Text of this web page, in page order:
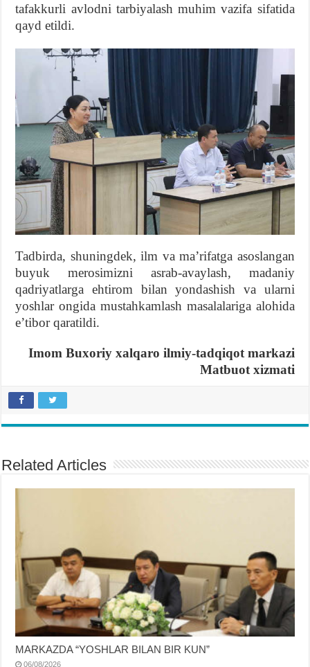
tafakkurli avlodni tarbiyalash muhim vazifa sifatida
qayd etildi.
Tadbirda, shuningdek, ilm va maʼrifatga asoslangan
buyuk merosimizni asrab-avaylash, madaniy
qadriyatlarga ehtirom bilan yondashish va ularni
yoshlar ongida mustahkamlash masalalariga alohida
eʼtibor qaratildi.
Imom Buxoriy xalqaro ilmiy-tadqiqot markazi
Matbuot xizmati
Related Articles
MARKAZDA “YOSHLAR BILAN BIR KUN”
06/08/2026